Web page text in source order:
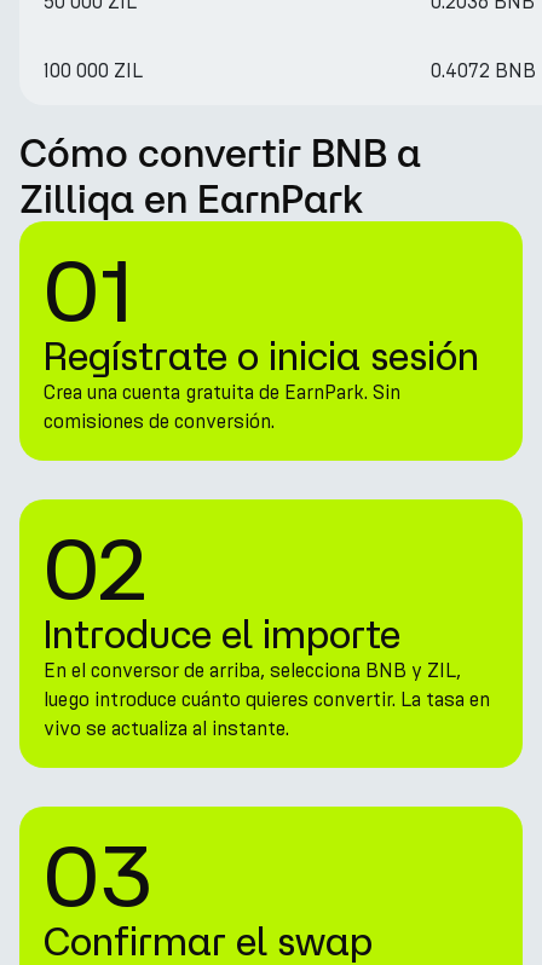
100 000 ZIL 0.4072 BNB
Cómo convertir BNB a
Zilliqa en EarnPark
01
Regístrate o inicia sesión
Crea una cuenta gratuita de EarnPark. Sin
comisiones de conversión.
02
Introduce el importe
En el conversor de arriba, selecciona BNB y ZIL,
luego introduce cuánto quieres convertir. La tasa en
vivo se actualiza al instante.
03
Confirmar el swap